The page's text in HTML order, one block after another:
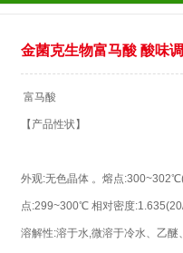
筋凝固剂 食品增
米制品 果酱 饮
生物制品有限公
金菌克生物富马酸 酸味
富马酸
【产品性状】
外观:无色晶体 。熔点
点:299~300℃ 相对密度
溶解性:溶于水,微溶于冷水、乙